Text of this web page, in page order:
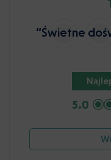
“Świetne
5.0